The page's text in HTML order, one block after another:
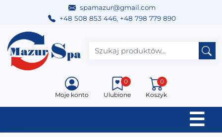
spamazur@gmail.com
+48 508 853 446, +48 798 779 890
Przejdź do treści
Main Navigation
Moje konto Ulubione
0
Koszyk
0
☰